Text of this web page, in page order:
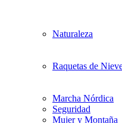
Naturaleza
Raquetas de
Marcha Nórdica
Seguridad
Mujer y Montaña